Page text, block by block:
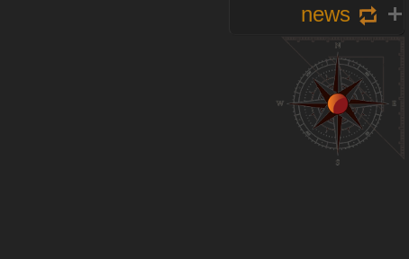
news